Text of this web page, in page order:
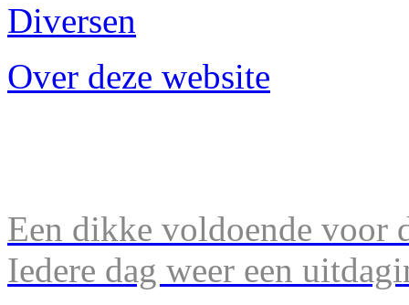
Diversen
Over deze website
Een dikke voldoende voor
Iedere dag weer een